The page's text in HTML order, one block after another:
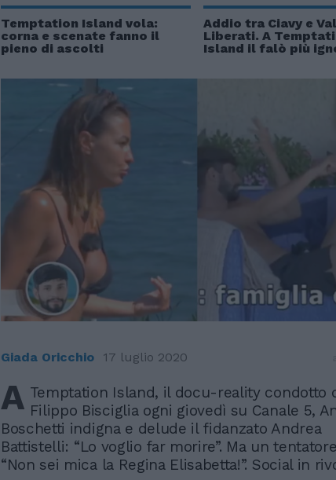
Temptation Island vola:
corna e scenate fanno il
pieno di ascolti
Addio tra Ciavy e
Liberati. A
Island il falò più
Giada Oricchio 17 luglio 2020
A Temptation Island, il docu-reality condotto
Filippo Bisciglia ogni giovedì su Canale 5,
Boschetti indigna e delude il fidanzato Andrea
Battistelli: “Lo voglio far morire”. Ma un
“Non sei mica la Regina Elisabetta!”. Social in